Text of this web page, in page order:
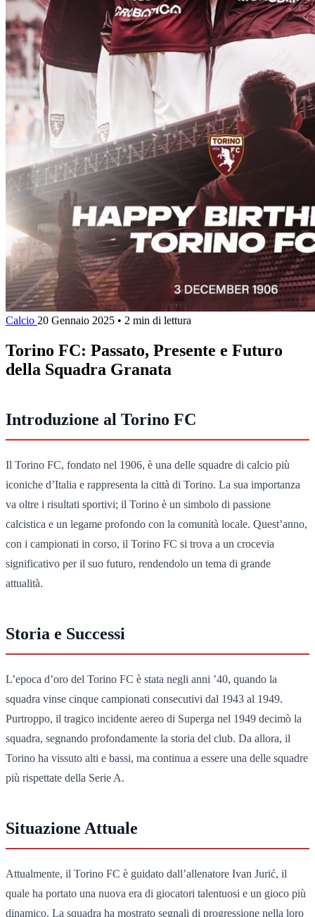
Calcio 20 Gennaio 2025 • 2 min di lettura
Torino FC: Passato, Presente e Futuro
della Squadra Granata
Introduzione al Torino FC
Il Torino FC, fondato nel 1906, è una delle squadre di calcio più
iconiche d’Italia e rappresenta la città di Torino. La sua importanza
va oltre i risultati sportivi; il Torino è un simbolo di passione
calcistica e un legame profondo con la comunità locale. Quest’anno,
con i campionati in corso, il Torino FC si trova a un crocevia
significativo per il suo futuro, rendendolo un tema di grande
attualità.
Storia e Successi
L’epoca d’oro del Torino FC è stata negli anni ’40, quando la
squadra vinse cinque campionati consecutivi dal 1943 al 1949.
Purtroppo, il tragico incidente aereo di Superga nel 1949 decimò la
squadra, segnando profondamente la storia del club. Da allora, il
Torino ha vissuto alti e bassi, ma continua a essere una delle squadre
più rispettate della Serie A.
Situazione Attuale
Attualmente, il Torino FC è guidato dall’allenatore Ivan Jurić, il
quale ha portato una nuova era di giocatori talentuosi e un gioco più
dinamico. La squadra ha mostrato segnali di progressione nella loro